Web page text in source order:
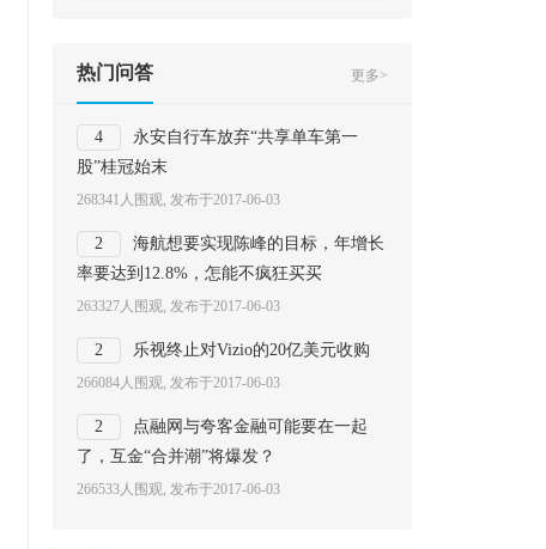
热门问答 更多>
4
永安自行车放弃“共享单车第一
股”桂冠始末
268341人围观, 发布于2017-06-03
2
海航想要实现陈峰的目标，年增长
率要达到12.8%，怎能不疯狂买买
263327人围观, 发布于2017-06-03
2 乐视终止对Vizio的20亿美元收购
266084人围观, 发布于2017-06-03
2
点融网与夸客金融可能要在一起
了，互金“合并潮”将爆发？
266533人围观, 发布于2017-06-03